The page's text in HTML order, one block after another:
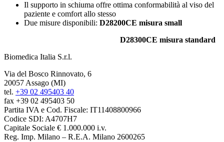
Il supporto in schiuma offre ottima conformabilità al viso del
paziente e comfort allo stesso
Due misure disponibili: D28200CE misura small
D28300CE misura standard
Biomedica Italia S.r.l.
Via del Bosco Rinnovato, 6
20057 Assago (MI)
tel. +39 02 495403 40
fax +39 02 495403 50
Partita IVA e Cod. Fiscale: IT11408800966
Codice SDI: A4707H7
Capitale Sociale € 1.000.000 i.v.
Reg. Imp. Milano – R.E.A. Milano 2600265